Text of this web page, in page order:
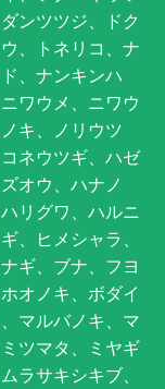
ンツツジ、ドク
、トネリコ、ナ
、ナンキンハ
ワウメ、ニワウ
キ、ノリウツ
ネウツギ、ハゼ
オウ、ハナノ
リグワ、ハルニ
、ヒメシャラ、
ギ、ブナ、フヨ
オノキ、ボダイ
マルバノキ、マ
ツマタ、ミヤギ
ラサキシキブ、